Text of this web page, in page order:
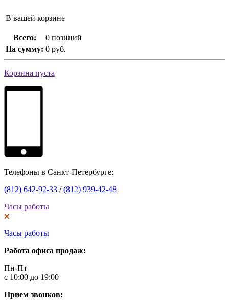
В вашей корзине
Всего:
0 позиций
На сумму: 0 руб.
Корзина пуста
Телефоны в Санкт-Петербурге:
(812) 642-92-33 /(812) 939-42-48
Часы работы
Часы работы
Работа офиса продаж:
Пн-Пт
с 10:00 до 19:00
Прием звонков: